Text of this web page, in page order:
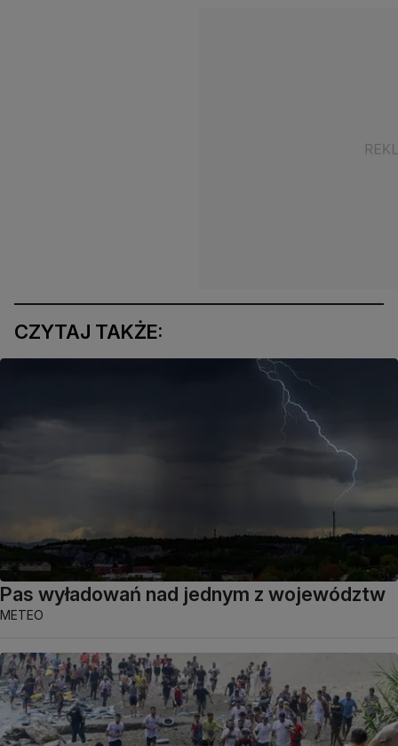
CZYTAJ TAKŻE:
Pas wyładowań nad jednym z województw
METEO